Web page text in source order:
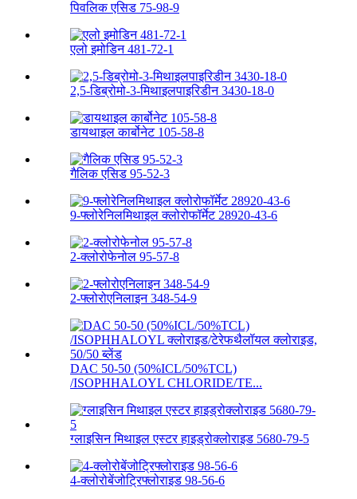
पिवलिक एसिड 75-98-9
एलो इमोडिन 481-72-1
2,5-डिब्रोमो-3-मिथाइलपाइरिडीन 3430-18-0
डायथाइल कार्बोनेट 105-58-8
गैलिक एसिड 95-52-3
9-फ्लोरेनिलमिथाइल क्लोरोफॉर्मेट 28920-43-6
2-क्लोरोफेनोल 95-57-8
2-फ्लोरोएनिलाइन 348-54-9
DAC 50-50 (50%ICL/50%TCL)
/ISOPHHALOYL CHLORIDE/TE...
ग्लाइसिन मिथाइल एस्टर हाइड्रोक्लोराइड 5680-79-5
4-क्लोरोबेंजोट्रिफ्लोराइड 98-56-6